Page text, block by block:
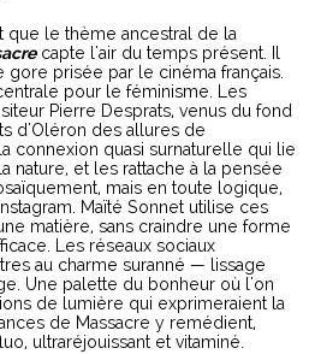
que le thème ancestral de la
capte l'air du temps présent. Il
gore prisée par le cinéma français.
pour le féminisme. Les
Pierre Desprats, venus du fond
d'Oléron des allures de
connexion quasi surnaturelle qui lie
nature, et les rattache à la pensée
mais en toute logique,
Maïté Sonnet utilise ces
matière, sans craindre une forme
Les réseaux sociaux
au charme suranné — lissage
Une palette du bonheur où l'on
de lumière qui exprimeraient la
de Massacre y remédient,
ultraréjouissant et vitaminé.